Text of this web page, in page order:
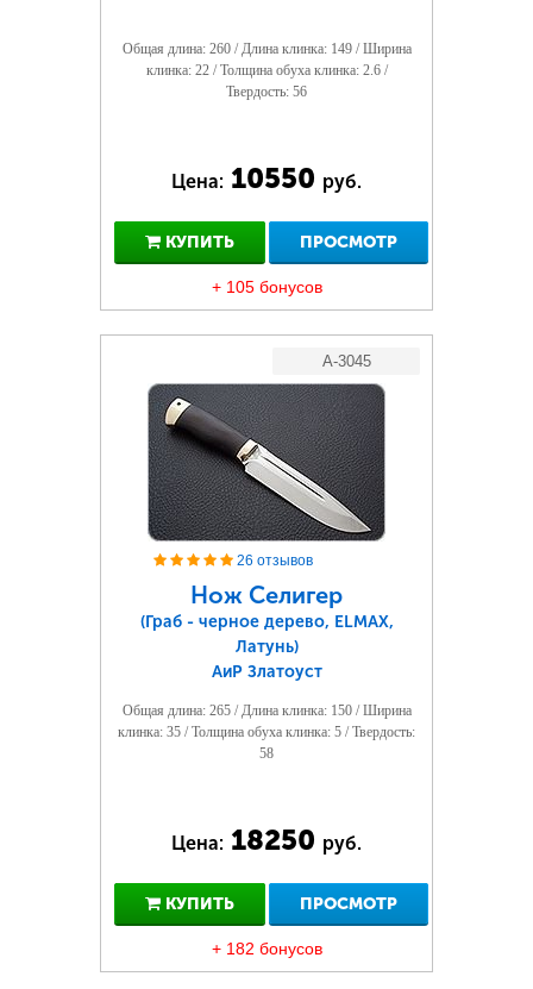
Общая длина: 260 / Длина клинка: 149 / Ширина
клинка: 22 / Толщина обуха клинка: 2.6 /
Твердость: 56
Цена: 10550 руб.
КУПИТЬ ПРОСМОТР
+ 105 бонусов
A-3045
26 отзывов
Нож Селигер
(Граб - черное дерево, ELMAX,
Латунь)
АиР Златоуст
Общая длина: 265 / Длина клинка: 150 / Ширина
клинка: 35 / Толщина обуха клинка: 5 / Твердость:
58
Цена: 18250 руб.
КУПИТЬ ПРОСМОТР
+ 182 бонусов